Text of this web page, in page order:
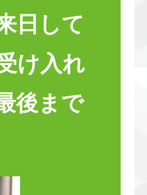
日して
け入れ
後まで